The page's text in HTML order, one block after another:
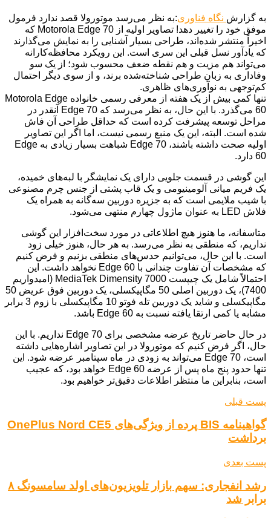
به گزارش نگاه فناوری:به نظر می‌رسد موتورولا قصد ندارد فرمول
موفق خود را تغییر دهد! تصاویر اولیه از Motorola Edge 70 که
اخیراً منتشر شده‌اند، طراحی بسیار آشنایی را به نمایش می‌گذارند
که یادآور نسل قبلی این سری است. این رویکرد محافظه‌کارانه
می‌تواند هم مزیت و هم نقطه ضعف محسوب شود؛ از یک سو
وفاداری به زبان طراحی شناخته‌شده برند، و از سوی دیگر احتمال
کم‌توجهی به نوآوری‌های ظاهری.
تنها کمی بیش از یک هفته از معرفی رسمی خانواده Motorola Edge
60 می‌گذرد. با این حال، به نظر می‌رسد که Edge 70 آنقدر در
مراحل توسعه پیشرفت کرده است که حداقل طراحی آن فاش
شده است. البته، این یک منبع رسمی نیست، اما اگر این تصاویر
اولیه صحت داشته باشند، Edge 70 شباهت بسیار زیادی به Edge
60 دارد.
این گوشی در قسمت جلویی دارای یک نمایشگر با لبه‌های خمیده،
یک فریم میانی آلومینیومی و یک قاب پشتی از جنس چرم مصنوعی
با شیب ملایمی است که به جزیره دوربین سه‌گانه به همراه یک
فلاش LED به عنوان ماژول چهارم منتهی می‌شود.
متاسفانه، ما هنوز هیچ اطلاعاتی در مورد سخت‌افزار این گوشی
نداریم، که منطقی به نظر می‌رسد. به هر حال، هنوز خیلی زود
است. با این حال، می‌توانیم حدس‌های منطقی بزنیم و فرض کنیم
که مشخصات آن تفاوت چندانی با Edge 60 نخواهد داشت. این
احتمالاً شامل یک چیپست MediaTek Dimensity 7000 (امیدواریم
7400)، یک دوربین اصلی 50 مگاپیکسلی، یک دوربین فوق عریض 50
مگاپیکسلی و شاید یک دوربین تله فوتو 10 مگاپیکسلی با زوم 3 برابر
مشابه یا کمی ارتقا یافته نسبت به Edge 60 باشد.
در حال حاضر تاریخ عرضه مشخصی برای Edge 70 نداریم. با این
حال، اگر فرض کنیم که موتورولا در این تصاویر اشاره‌هایی داشته
است، Edge 70 می‌تواند به زودی در ماه سپتامبر عرضه شود. این
تنها حدود پنج ماه پس از عرضه Edge 60 خواهد بود، که عجیب
است، بنابراین ما منتظر اطلاعات دقیق‌تر خواهیم بود.
پست قبلی
گواهینامه BIS پرده از ویژگی‌های OnePlus Nord CE5
برداشت
پست بعدی
رشد انفجاری: سهم بازار تلویزیون‌های اولد سامسونگ ۸
برابر شد